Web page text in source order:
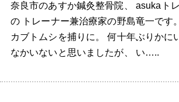
奈良市のあすか鍼灸整骨院、 asukaト
の トレーナー兼治療家の野島竜一で
カブトムシを捕りに。 何十年ぶりかに
なかいないと思いましたが、 い…..